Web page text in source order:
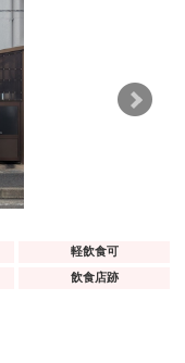
軽飲食可
飲食店跡